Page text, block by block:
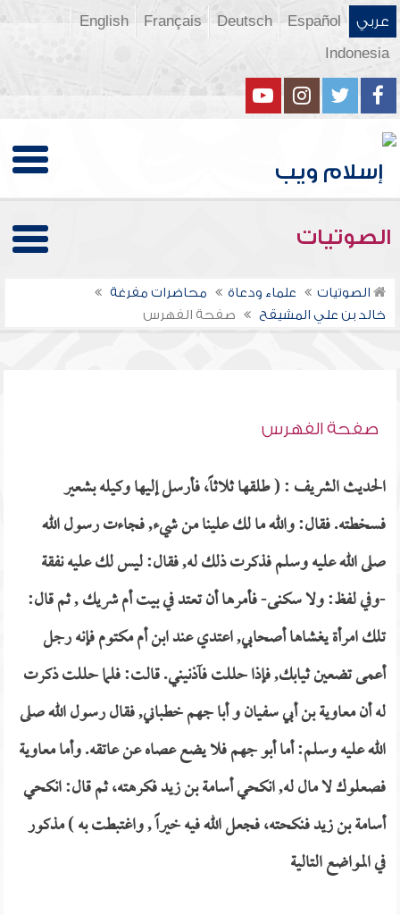
عربي Español
Deutsch
Français
English
Indonesia
الصوتيات
الصوتيات علماء ودعاة
محاضرات مفرغة
خالد بن علي المشيقح
صفحة الفهرس
صفحة الفهرس
الحديث الشريف : ( طلقها ثلاثاً، فأرسل إليها وكيله بشعير
فسخطته. فقال: والله ما لك علينا من شيء, فجاءت رسول الله
صلى الله عليه وسلم فذكرت ذلك له, فقال: ليس لك عليه نفقة
-وفي لفظ: ولا سكنى- فأمرها أن تعتد في بيت أم شريك , ثم قال:
تلك امرأة يغشاها أصحابي, اعتدي عند ابن أم مكتوم فإنه رجل
أعمى تضعين ثيابك, فإذا حللت فآذنيني. قالت: فلما حللت ذكرت
له أن معاوية بن أبي سفيان و أبا جهم خطباني, فقال رسول الله صلى
الله عليه وسلم: أما أبو جهم فلا يضع عصاه عن عاتقه. وأما معاوية
فصعلوك لا مال له, انكحي أسامة بن زيد فكرهته، ثم قال: انكحي
أسامة بن زيد فنكحته، فجعل الله فيه خيراً , واغتبطت به ) مذكور
في المواضع التالية